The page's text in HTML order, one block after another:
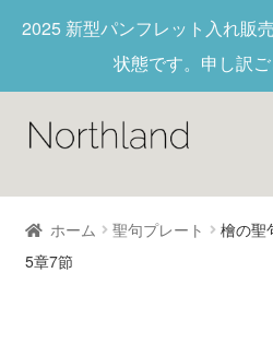
2025 新型パンフレット入れ販
状態です。申し訳ご
Home
財布/キーホルダー
ホーム 聖句プレート
檜の聖
5章7節